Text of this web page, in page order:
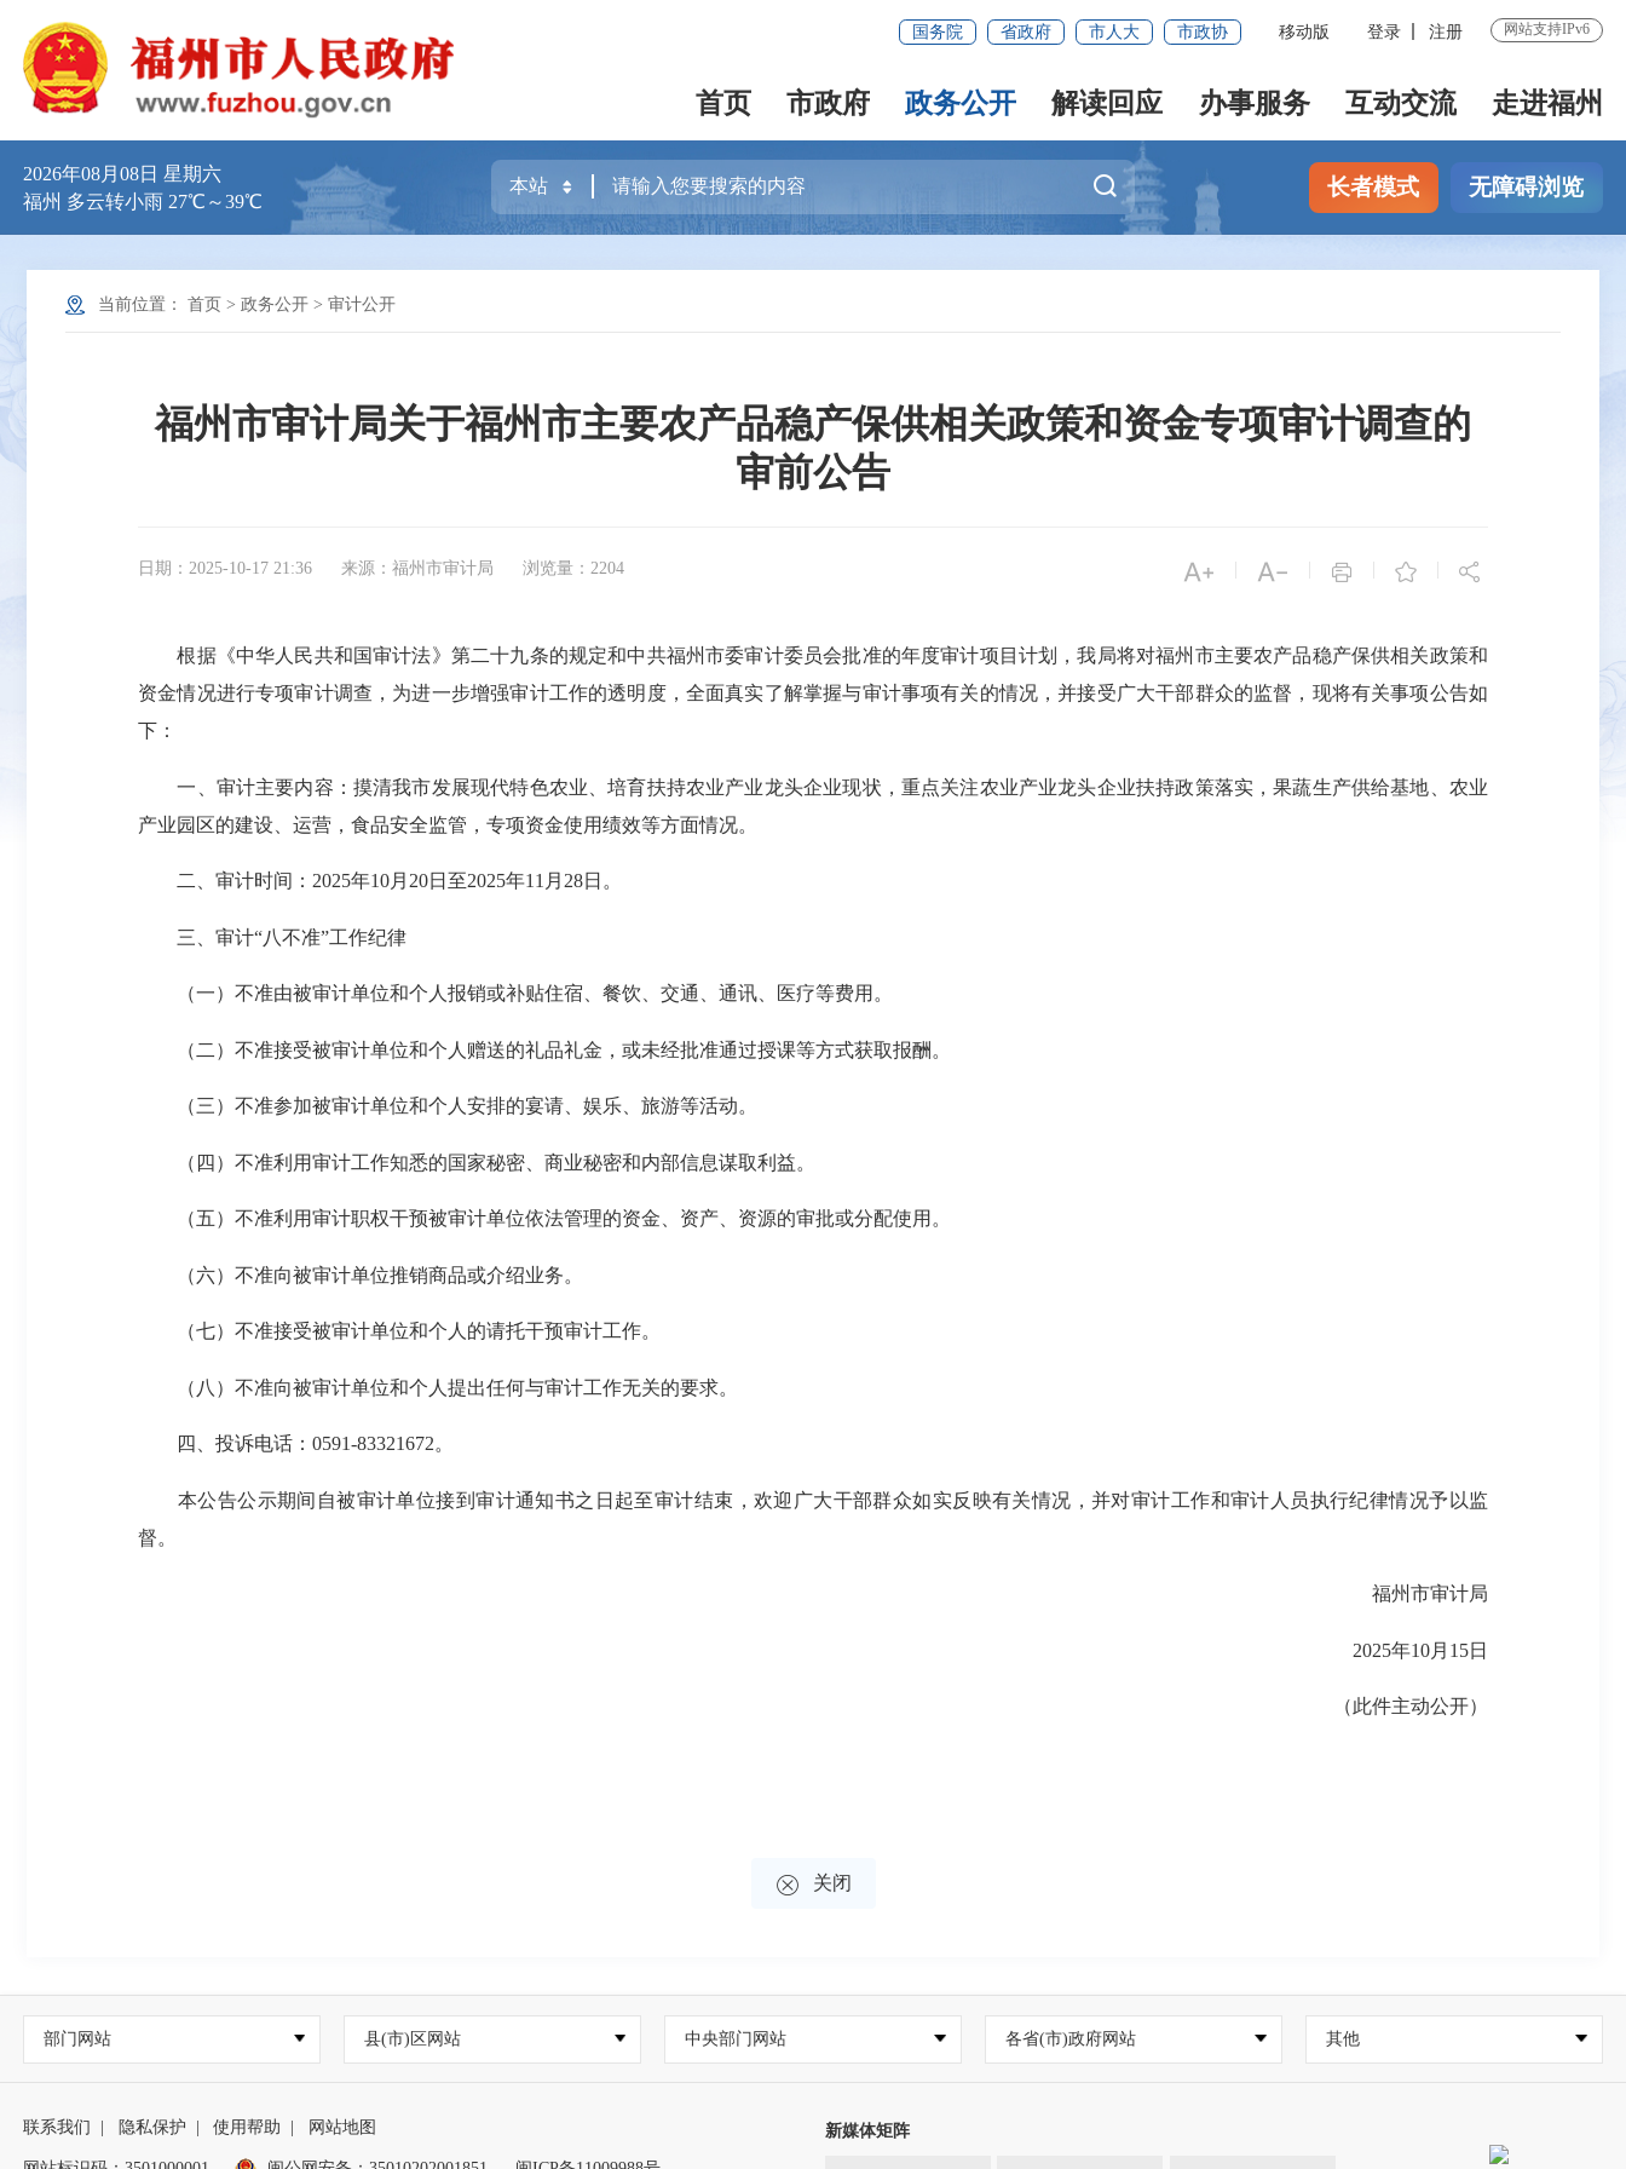
国务院 省政府 市人大 市政协 移动版 登录 注册 网站支持IPv6
首页 市政府 政务公开 解读回应 办事服务 互动交流 走进福州
2026年08月08日 星期六
福州 多云转小雨 27℃～39℃
长者模式 无障碍浏览
当前位置： 首页 > 政务公开 > 审计公开
福州市审计局关于福州市主要农产品稳产保供相关政策和资金专项审计调查的
审前公告
日期：2025-10-17 21:36 来源：福州市审计局 浏览量：2204  |  |  |  | 
根据《中华人民共和国审计法》第二十九条的规定和中共福州市委审计委员会批准的年度审计项目计划，我局将对福州市主要农产品稳产保供相关政策和
资金情况进行专项审计调查，为进一步增强审计工作的透明度，全面真实了解掌握与审计事项有关的情况，并接受广大干部群众的监督，现将有关事项公告如
下：
一、审计主要内容：摸清我市发展现代特色农业、培育扶持农业产业龙头企业现状，重点关注农业产业龙头企业扶持政策落实，果蔬生产供给基地、农业
产业园区的建设、运营，食品安全监管，专项资金使用绩效等方面情况。
二、审计时间：2025年10月20日至2025年11月28日。
三、审计“八不准”工作纪律
（一）不准由被审计单位和个人报销或补贴住宿、餐饮、交通、通讯、医疗等费用。
（二）不准接受被审计单位和个人赠送的礼品礼金，或未经批准通过授课等方式获取报酬。
（三）不准参加被审计单位和个人安排的宴请、娱乐、旅游等活动。
（四）不准利用审计工作知悉的国家秘密、商业秘密和内部信息谋取利益。
（五）不准利用审计职权干预被审计单位依法管理的资金、资产、资源的审批或分配使用。
（六）不准向被审计单位推销商品或介绍业务。
（七）不准接受被审计单位和个人的请托干预审计工作。
（八）不准向被审计单位和个人提出任何与审计工作无关的要求。
四、投诉电话：0591-83321672。
本公告公示期间自被审计单位接到审计通知书之日起至审计结束，欢迎广大干部群众如实反映有关情况，并对审计工作和审计人员执行纪律情况予以监
督。
福州市审计局
2025年10月15日
（此件主动公开）
 关闭
部门网站 县(市)区网站 中央部门网站 各省(市)政府网站 其他
联系我们 | 隐私保护 | 使用帮助 | 网站地图 新媒体矩阵